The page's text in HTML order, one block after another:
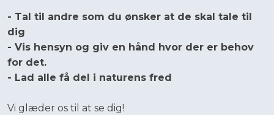
- Tal til andre som du ønsker at de skal tale til
dig
- Vis hensyn og giv en hånd hvor der er behov
for det.
- Lad alle få del i naturens fred
Vi glæder os til at se dig!